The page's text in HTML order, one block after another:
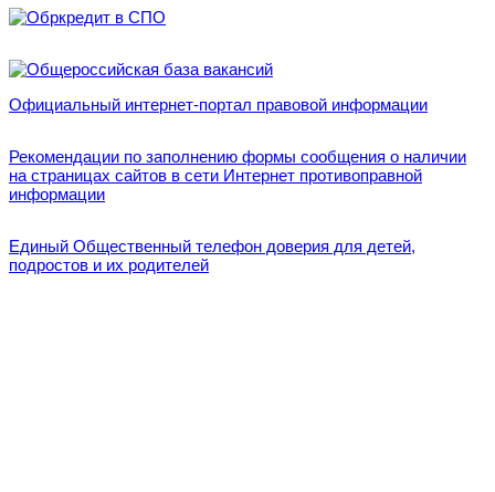
Официальный интернет-портал правовой информации
Рекомендации по заполнению формы сообщения о наличии
на страницах сайтов в сети Интернет противоправной
информации
Единый Общественный телефон доверия для детей,
подростов и их родителей